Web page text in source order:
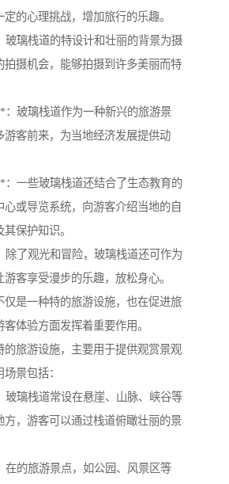
的心理挑战，增加旅行的乐趣。
璃栈道的特设计和壮丽的背景为摄
拍摄机会，能够拍摄到许多美丽而特
玻璃栈道作为一种新兴的旅游景
游客前来，为当地经济发展提供动
一些玻璃栈道还结合了生态教育的
心或导览系统，向游客介绍当地的自
保护知识。
了观光和冒险，玻璃栈道还可作为
客享受漫步的乐趣，放松身心。
仅是一种特的旅游设施，也在促进旅
体验方面发挥着重要作用。
的旅游设施，主要用于提供观赏景观
景包括：
璃栈道常设在悬崖、山脉、峡谷等
方，游客可以通过栈道俯瞰壮丽的景
的旅游景点，如公园、风景区等